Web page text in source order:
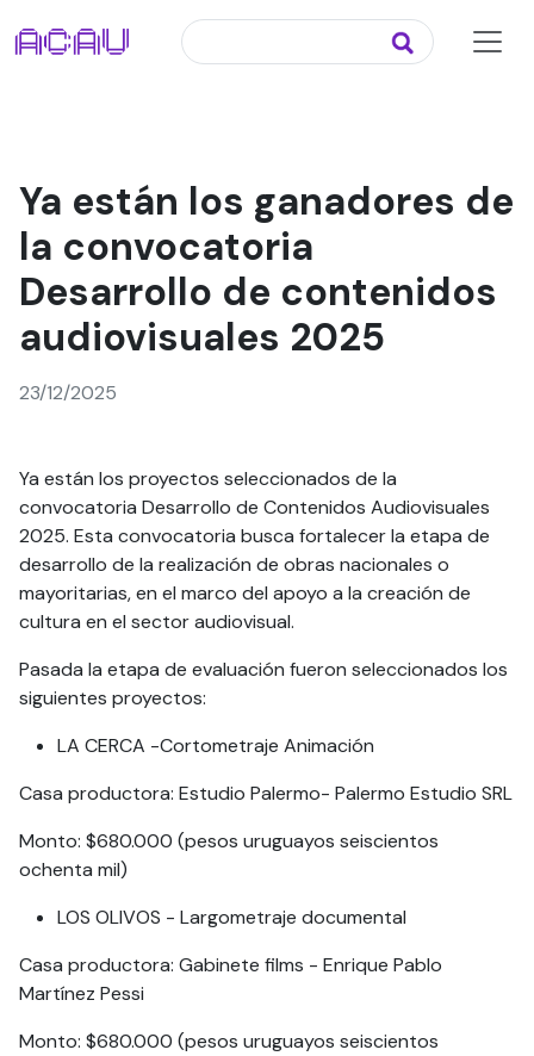
Ya están los ganadores de
la convocatoria
Desarrollo de contenidos
audiovisuales 2025
23/12/2025
Ya están los proyectos seleccionados de la
convocatoria Desarrollo de Contenidos Audiovisuales
2025. Esta convocatoria busca fortalecer la etapa de
desarrollo de la realización de obras nacionales o
mayoritarias, en el marco del apoyo a la creación de
cultura en el sector audiovisual.
Pasada la etapa de evaluación fueron seleccionados los
siguientes proyectos:
LA CERCA -Cortometraje Animación
Casa productora: Estudio Palermo- Palermo Estudio SRL
Monto: $680.000 (pesos uruguayos seiscientos
ochenta mil)
LOS OLIVOS - Largometraje documental
Casa productora: Gabinete films - Enrique Pablo
Martínez Pessi
Monto: $680.000 (pesos uruguayos seiscientos